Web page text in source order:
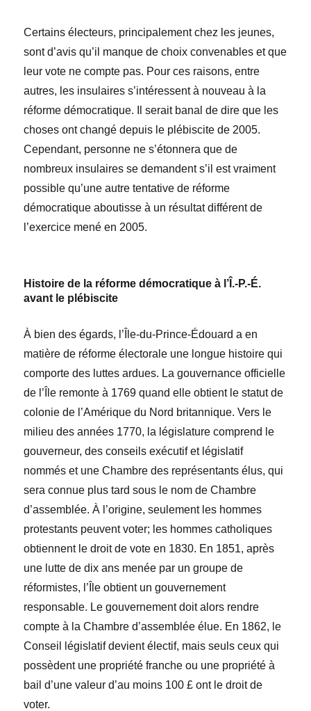
Certains électeurs, principalement chez les jeunes,
sont d’avis qu’il manque de choix convenables et que
leur vote ne compte pas. Pour ces raisons, entre
autres, les insulaires s’intéressent à nouveau à la
réforme démocratique. Il serait banal de dire que les
choses ont changé depuis le plébiscite de 2005.
Cependant, personne ne s’étonnera que de
nombreux insulaires se demandent s’il est vraiment
possible qu’une autre tentative de réforme
démocratique aboutisse à un résultat différent de
l’exercice mené en 2005.
Histoire de la réforme démocratique à l’Î.-P.-É.
avant le plébiscite
À bien des égards, l’Île-du-Prince-Édouard a en
matière de réformeé lectorale une longue histoire qui
comporte des luttes ardues. La gouvernance officielle
de l’Île remonte à 1769 quand elle obtient le statut de
colonie de l’Amérique du Nord britannique. Vers le
milieu des années 1770, la législature comprend le
gouverneur, des conseils exécutif et législatif
nommés et une Chambre des représentants élus, qui
sera connue plus tard sous le nom de Chambre
d’assemblée.À l’origine, seulement les hommes
protestants peuvent voter; les hommes catholiques
obtiennent le droit de vote en 1830. En 1851, après
une lutte de dix ans menée par un groupe de
réformistes, l’Île obtient un gouvernement
responsable. Le gouvernement doit alors rendre
compte à la Chambre d’assemblée élue. En 1862, le
Conseil législatif devient électif, mais seuls ceux qui
possèdent une propriété franche ou une propriété à
bail d’une valeur d’au moins 100 £ ont le droit de
voter.